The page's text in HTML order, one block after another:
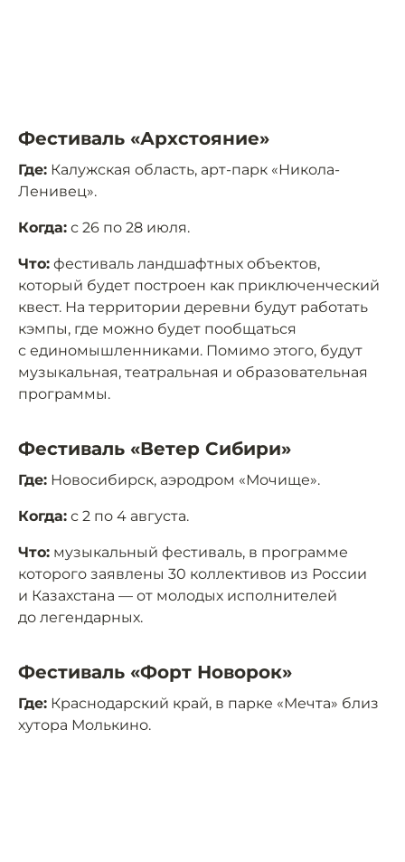
Фестиваль «Архстояние»
Где: Калужская область, арт-парк «Никола-
Ленивец».
Когда: с 26 по 28 июля.
Что: фестиваль ландшафтных объектов,
который будет построен как приключенческий
квест. На территории деревни будут работать
кэмпы, где можно будет пообщаться
с единомышленниками. Помимо этого, будут
музыкальная, театральная и образовательная
программы.
Фестиваль «Ветер Сибири»
Где: Новосибирск, аэродром «Мочище».
Когда: с 2 по 4 августа.
Что: музыкальный фестиваль, в программе
которого заявлены 30 коллективов из России
и Казахстана — от молодых исполнителей
до легендарных.
Фестиваль «Форт Новорок»
Где: Краснодарский край, в парке «Мечта» близ
хутора Молькино.